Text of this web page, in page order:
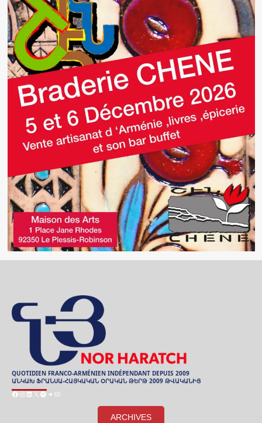
QUOTIDIEN FRANCO-ARMÉNIEN INDÉPENDANT DEPUIS 2009
ԱՆԿԱԽ ՖՐԱՆՍԱ-ՀԱՅԿԱԿԱՆ ՕՐԱԿԱՆ ԹԵՐԹ 2009 ԹՎԱԿԱՆԻՑ
Facebook
Instagram
LinkedIn
X SpotifyTelegram
ARCHIVES